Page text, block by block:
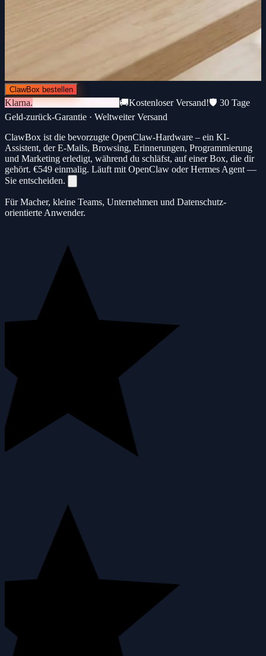
ClawBox bestellen
Klarna.3 × 183 € · 0 % Zinsen 🚚Kostenloser Versand!🛡️ 30 Tage
Geld-zurück-Garantie · Weltweiter Versand
ClawBox ist die bevorzugte OpenClaw-Hardware – ein KI-
Assistent, der E-Mails, Browsing, Erinnerungen, Programmierung
und Marketing erledigt, während du schläfst, auf einer Box, die dir
gehört. €549 einmalig. Läuft mit OpenClaw oder Hermes Agent —
Sie entscheiden.
Für Macher, kleine Teams, Unternehmen und Datenschutz-
orientierte Anwender.